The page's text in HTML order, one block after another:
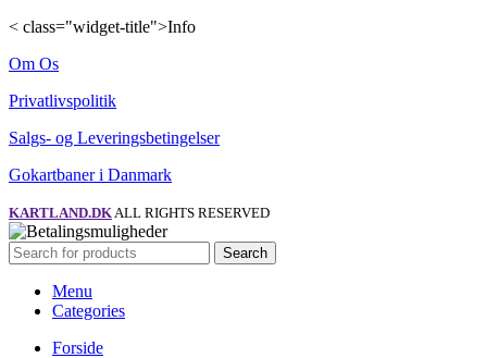
< class="widget-title">Info
Om Os
Privatlivspolitik
Salgs- og Leveringsbetingelser
Gokartbaner i Danmark
KARTLAND.DK ALL RIGHTS RESERVED
Search
Menu
Categories
Forside